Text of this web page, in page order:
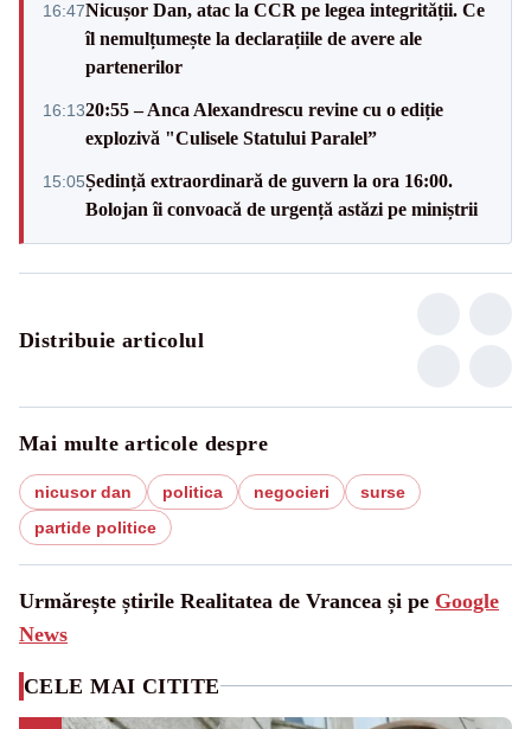
16:47Nicușor Dan, atac la CCR pe legea integrității. Ce
îl nemulțumește la declarațiile de avere ale
partenerilor
16:1320:55 – Anca Alexandrescu revine cu o ediție
explozivă "Culisele Statului Paralel”
15:05Ședință extraordinară de guvern la ora 16:00.
Bolojan îi convoacă de urgență astăzi pe miniștrii
Distribuie articolul
Mai multe articole despre
nicusor dan politica negocieri
surse
partide politice
Urmărește știrile Realitatea de Vrancea și pe Google
News
CELE MAI CITITE